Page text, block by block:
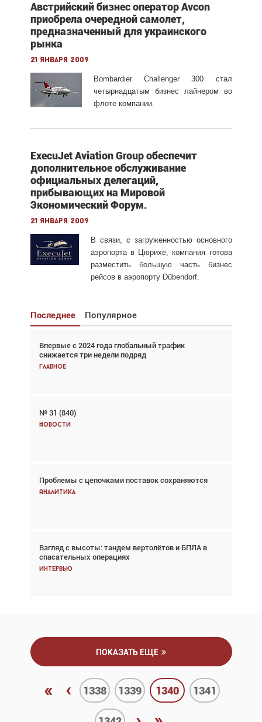
Австрийский бизнес оператор Avcon
приобрела очередной самолет,
предназначенный для украинского
рынка
21 января 2009
Bombardiеr Challenger300 стал
четырнадцатым бизнес лайнером во
флоте компании.
ExecuJet Aviation Group обеспечит
дополнительное обслуживание
официальных делегаций,
прибывающих на Мировой
Экономический Форум.
21 января 2009
В связи, с загруженностью основного
аэропорта в Цюрихе, компания готова
разместить большую часть бизнес
рейсов в аэропорту Dübendorf.
Последнее Популярное
Впервые с 2024 года глобальный трафик
снижается три недели подряд
Главное
№ 31 (840)
Новости
Проблемы с цепочками поставок сохраняются
Аналитика
Взгляд с высоты: тандем вертолётов и БПЛА в
спасательных операциях
Интервью
Взгляд с высоты: тандем вертолётов и БПЛА в
спасательных операциях
Главное
Авиационный фотограф Дэйв Кох: «Фотография
говорит сама за себя... а ИИ всё портит»
Впервые с 2024 года глобальный трафик
снижается три недели подряд
Частный самолёт – это актив. Подходите к
покупке соответствующим образом
Интервью
ПОКАЗАТЬ ЕЩЕ
« ‹ 1338 1339 1340 1341